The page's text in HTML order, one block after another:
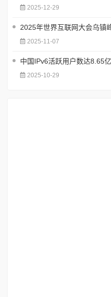
2025-12-29
2025年世界互联网大会乌镇
2025-11-07
中国IPv6活跃用户数达8.65
2025-10-29